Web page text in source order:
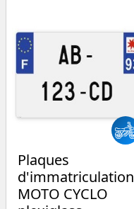
Plaques
d'immatriculation
MOTO CYCLO